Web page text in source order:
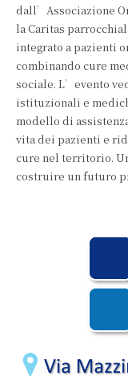
dall’Associazione
la Caritas
integrato a pazienti
combinando cure
sociale. L’evento
istituzionali e
modello di
vita dei pazienti e
cure nel territorio.
costruire un futuro